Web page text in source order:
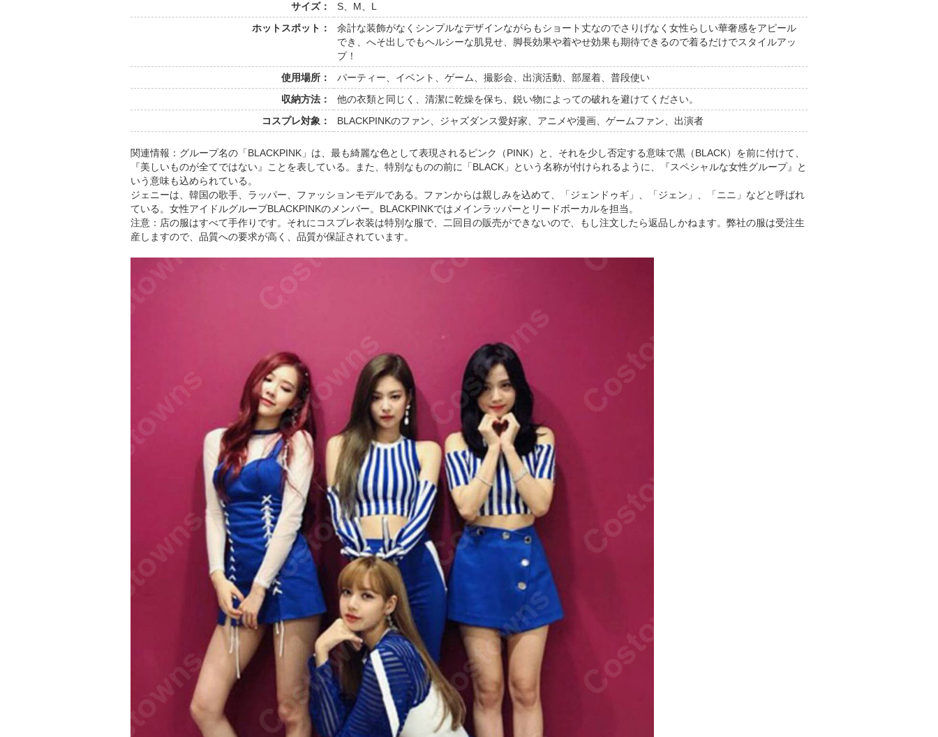
サイズ：
S、M、L
ホットスポット：
余計な装飾がなくシンプルなデザインながらもショート丈なのでさりげなく女性らしい華奢感をアピール
でき、へそ出しでもヘルシーな肌見せ、脚長効果や着やせ効果も期待できるので着るだけでスタイルアッ
プ！
使用場所：
パーティー、イベント、ゲーム、撮影会、出演活動、部屋着、普段使い
収納方法：
他の衣類と同じく、清潔に乾燥を保ち、鋭い物によっての破れを避けてください。
コスプレ対象：
BLACKPINKのファン、ジャズダンス愛好家、アニメや漫画、ゲームファン、出演者
関連情報：グループ名の「BLACKPINK」は、最も綺麗な色として表現されるピンク（PINK）と、それを少し否定する意味で黒（BLACK）を前に付けて、
『美しいものが全てではない』ことを表している。また、特別なものの前に「BLACK」という名称が付けられるように、『スペシャルな女性グループ』と
いう意味も込められている。
ジェニーは、韓国の歌手、ラッパー、ファッションモデルである。ファンからは親しみを込めて、「ジェンドゥギ」、「ジェン」、「ニニ」などと呼ばれ
ている。女性アイドルグループBLACKPINKのメンバー。BLACKPINKではメインラッパーとリードボーカルを担当。
注意：店の服はすべて手作りです。それにコスプレ衣装は特別な服で、二回目の販売ができないので、もし注文したら返品しかねます。弊社の服は受注生
産しますので、品質への要求が高く、品質が保証されています。